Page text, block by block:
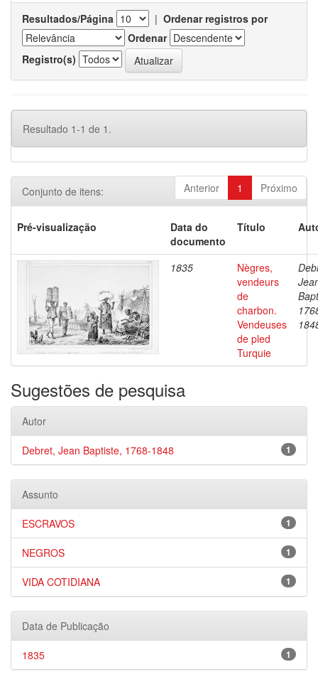
Resultados/Página | Ordenar registros por
Ordenar
Registro(s)
Resultado 1-1 de 1.
Anterior 1 Próximo
Conjunto de itens:
Pré-visualização
Data do
documento
Título
1835
Nègres,
vendeurs
de
charbon.
Vendeuses
de pled
Turquie
Sugestões de pesquisa
Autor
1
Debret, Jean Baptiste, 1768-1848
Assunto
1
ESCRAVOS
1
NEGROS
1
VIDA COTIDIANA
Data de Publicação
1
1835